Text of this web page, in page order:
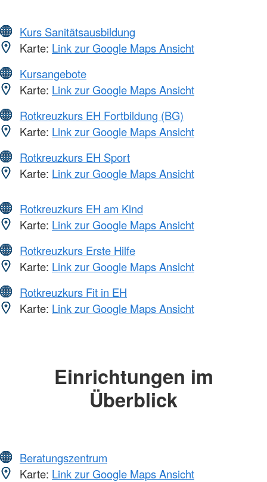
Kurs Sanitätsausbildung
Karte: Link zur Google Maps Ansicht
Kursangebote
Karte: Link zur Google Maps Ansicht
Rotkreuzkurs EH Fortbildung (BG)
Karte: Link zur Google Maps Ansicht
Rotkreuzkurs EH Sport
Karte: Link zur Google Maps Ansicht
Rotkreuzkurs EH am Kind
Karte: Link zur Google Maps Ansicht
Rotkreuzkurs Erste Hilfe
Karte: Link zur Google Maps Ansicht
Rotkreuzkurs Fit in EH
Karte: Link zur Google Maps Ansicht
Einrichtungen im
Überblick
Beratungszentrum
Karte: Link zur Google Maps Ansicht